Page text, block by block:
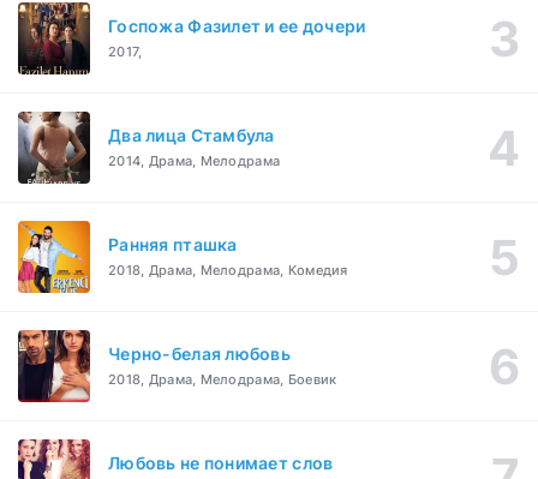
Госпожа Фазилет и ее дочери
2017,
Два лица Стамбула
2014, Драма, Мелодрама
Ранняя пташка
2018, Драма, Мелодрама, Комедия
Черно-белая любовь
2018, Драма, Мелодрама, Боевик
Любовь не понимает слов